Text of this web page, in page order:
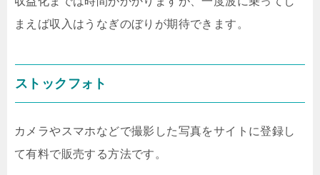
まえば収入はうなぎのぼりが期待できます。
ストックフォト
カメラやスマホなどで撮影した写真をサイトに登録し
て有料で販売する方法です。